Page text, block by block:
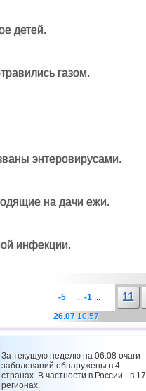
детей.
газом.
энтеровирусами.
на дачи ежи.
инфекции.
-5
... -1... 11
26.0710:57
За текущую неделю на 06.08 очаги
заболеваний обнаружены в 4
странах. В частности в России - в 17
регионах.